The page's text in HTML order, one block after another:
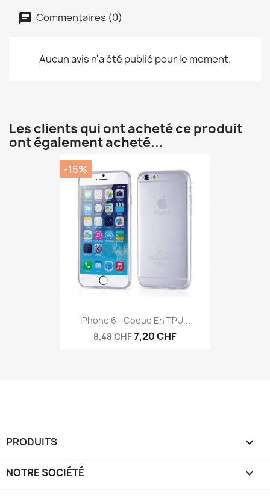
Commentaires (0)
Aucun avis n'a été publié pour le moment.
Les clients qui ont acheté ce produit
ont également acheté...
IPhone 6 - Coque En TPU...
8,48 CHF7,20 CHF
-15%
PRODUITS 
NOTRE SOCIÉTÉ 